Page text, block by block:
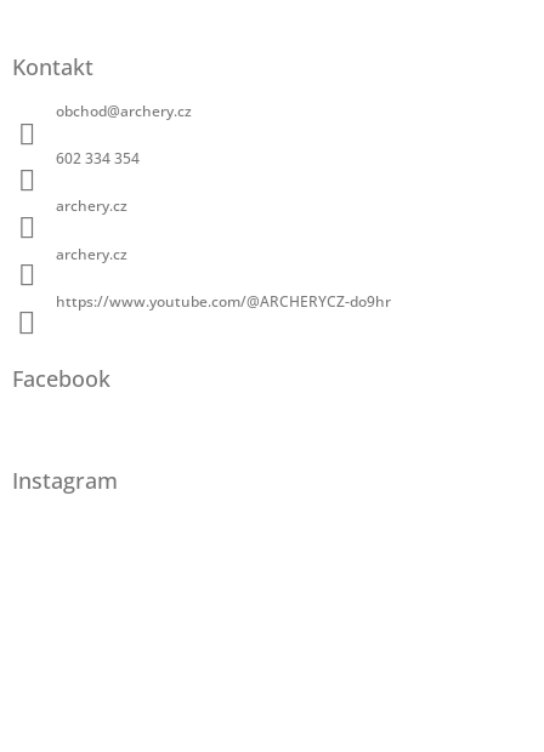
Kontakt
obchod@archery.cz
602 334 354
archery.cz
archery.cz
https://www.youtube.com/@ARCHERYCZ-do9hr
Facebook
Instagram